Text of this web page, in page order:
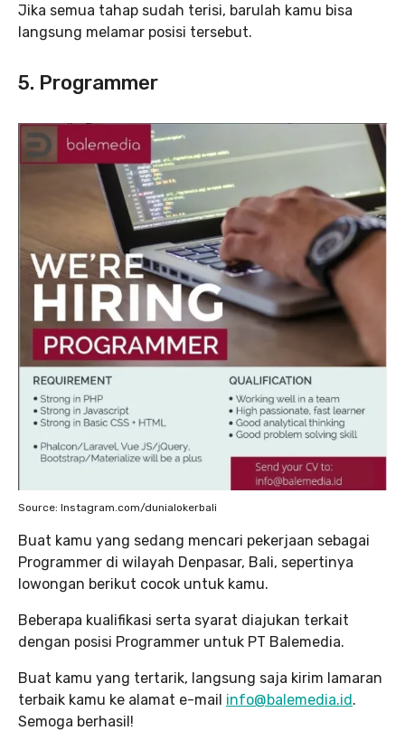
Jika semua tahap sudah terisi, barulah kamu bisa
langsung melamar posisi tersebut.
5. Programmer
Source: Instagram.com/dunialokerbali
Buat kamu yang sedang mencari pekerjaan sebagai
Programmer di wilayah Denpasar, Bali, sepertinya
lowongan berikut cocok untuk kamu.
Beberapa kualifikasi serta syarat diajukan terkait
dengan posisi Programmer untuk PT Balemedia.
Buat kamu yang tertarik, langsung saja kirim lamaran
terbaik kamu ke alamat e-mail info@balemedia.id.
Semoga berhasil!